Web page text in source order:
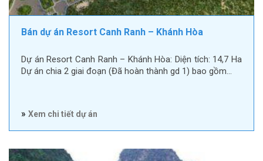
Bán dự án Resort Canh Ranh – Khánh Hòa
Dự án Resort Canh Ranh – Khánh Hòa: Diện tích: 14,7 Ha
Dự án chia 2 giai đoạn (Đã hoàn thành gd 1) bao gồm…
» Xem chi tiết dự án